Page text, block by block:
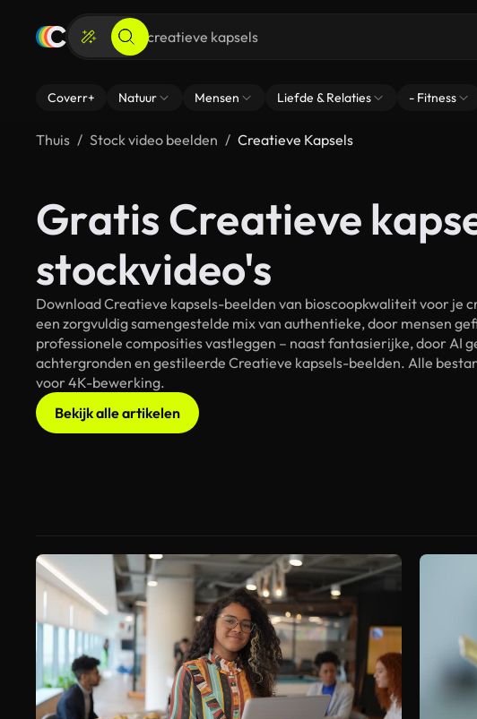
Coverr+ Natuur Mensen Liefde & Relaties - Fitness
Thuis Stock video beelden Creatieve Kapsels
Gratis Creatieve
stockvideo's
Download Creatieve kapsels-beelden van bioscoopkwaliteit voor je
een zorgvuldig samengestelde mix van authentieke, door mensen
professionele composities vastleggen – naast fantasierijke, door AI
achtergronden en gestileerde Creatieve kapsels-beelden. Alle
voor 4K-bewerking.
Bekijk alle artikelen